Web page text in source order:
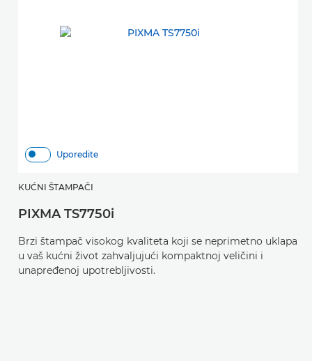
Uporedite
KUĆNI ŠTAMPAČI
PIXMA TS7750i
Brzi štampač visokog kvaliteta koji se neprimetno uklapa
u vaš kućni život zahvaljujući kompaktnoj veličini i
unapređenoj upotrebljivosti.